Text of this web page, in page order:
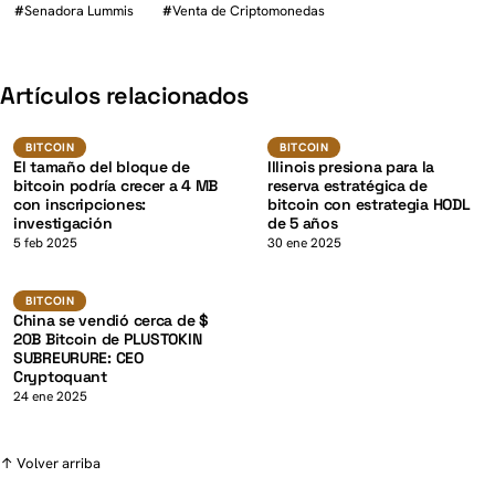
#Senadora Lummis #Venta de Criptomonedas
Artículos relacionados
BITCOIN BTC K
BITCOIN
El tamaño del bloque de
bitcoin podría crecer a 4 MB
con inscripciones:
investigación
5 feb 2025
BITCOIN BTC
BITCOIN
Illinois presiona para la
reserva estratégica de
bitcoin con estrategia HODL
de 5 años
30 ene 2025
BITCOIN K
BITCOIN
China se vendió cerca de $
20B Bitcoin de PLUSTOKIN
SUBREURURE: CEO
Cryptoquant
24 ene 2025
↑ Volver arriba